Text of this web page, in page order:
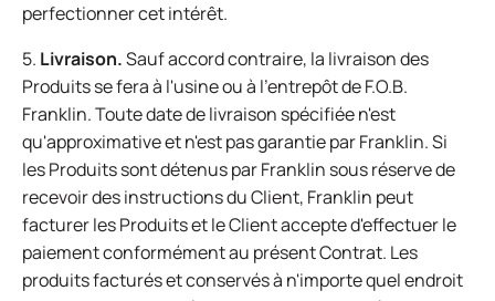
perfectionner cet intérêt.
5. Livraison.Sauf accord contraire, la livraison des
Produits se fera à l'usine ou à l'entrepôt de F.O.B.
Franklin. Toute date de livraison spécifiée n'est
qu'approximative et n'est pas garantie par Franklin. Si
les Produits sont détenus par Franklin sous réserve de
recevoir des instructions du Client, Franklin peut
facturer les Produits et le Client accepte d'effectuer le
paiement conformément au présent Contrat. Les
produits facturés et conservés à n'importe quel endroit